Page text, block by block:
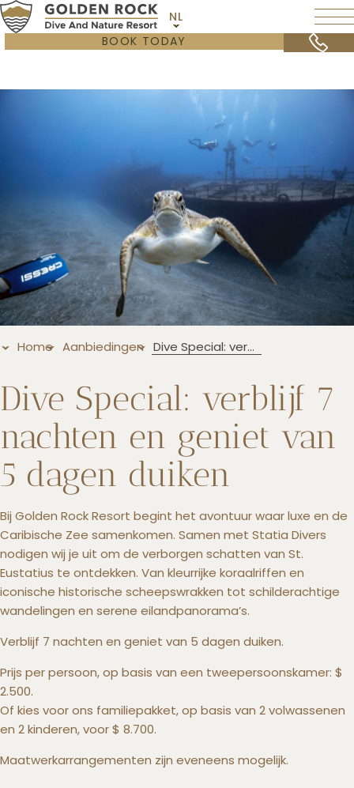
NL
+5993183348
reservations@goldenrockresort.com
BOOK TODAY
Home Aanbiedingen Dive Special: verblijf 7 nachten en geniet van 5 dagen duiken
Dive Special: verblijf 7
nachten en geniet van
5 dagen duiken
Bij Golden Rock Resort begint het avontuur waar luxe en de
Caribische Zee samenkomen. Samen met Statia Divers
nodigen wij je uit om de verborgen schatten van St.
Eustatius te ontdekken. Van kleurrijke koraalriffen en
iconische historische scheepswrakken tot schilderachtige
wandelingen en serene eilandpanorama’s.
Verblijf 7 nachten en geniet van 5 dagen duiken.
Prijs per persoon, op basis van een tweepersoonskamer: $
2.500.
Of kies voor ons familiepakket, op basis van 2 volwassenen
en 2 kinderen, voor $ 8.700.
Maatwerkarrangementen zijn eveneens mogelijk.